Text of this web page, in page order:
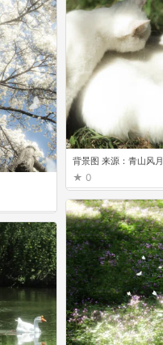
背景图 来源：青山风月_
0